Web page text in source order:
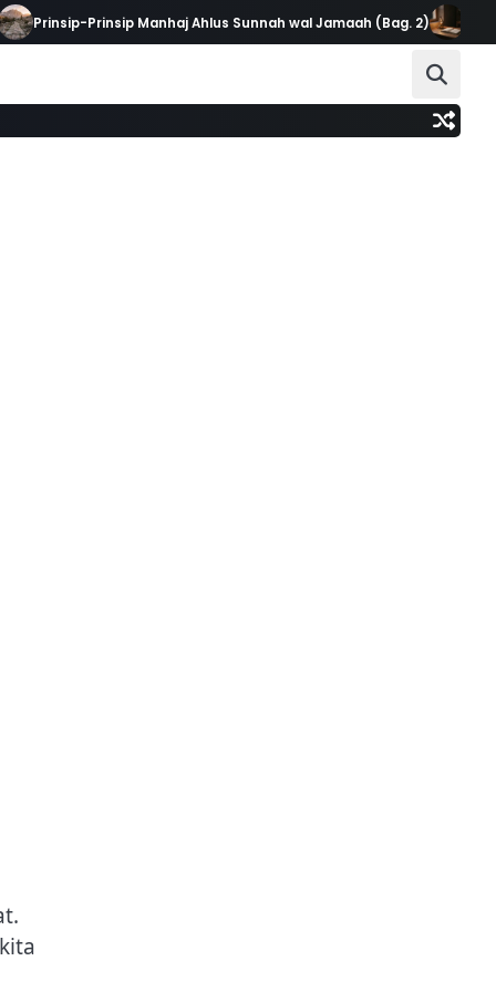
Prinsip Manhaj Ahlus Sunnah wal Jamaah (Bag. 2) Saat Tak